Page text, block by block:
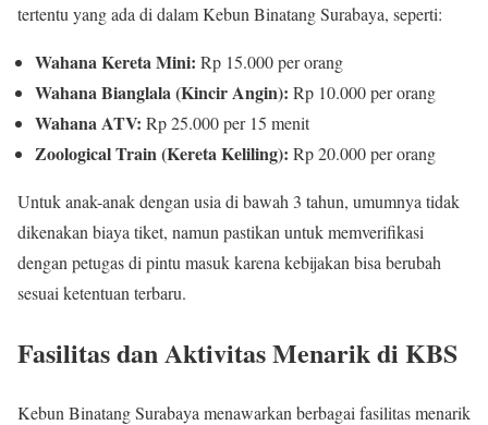
tertentu yang ada di dalam Kebun Binatang Surabaya, seperti:
Wahana Kereta Mini: Rp 15.000 per orang
Wahana Bianglala (Kincir Angin): Rp 10.000 per orang
Wahana ATV: Rp 25.000 per 15 menit
Zoological Train (Kereta Keliling): Rp 20.000 per orang
Untuk anak-anak dengan usia di bawah 3 tahun, umumnya tidak
dikenakan biaya tiket, namun pastikan untuk memverifikasi
dengan petugas di pintu masuk karena kebijakan bisa berubah
sesuai ketentuan terbaru.
Fasilitas dan Aktivitas Menarik di KBS
Kebun Binatang Surabaya menawarkan berbagai fasilitas menarik